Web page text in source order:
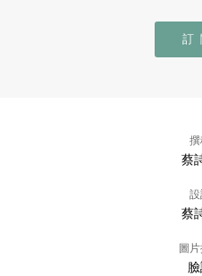
訂
撰
蔡
蔡
圖